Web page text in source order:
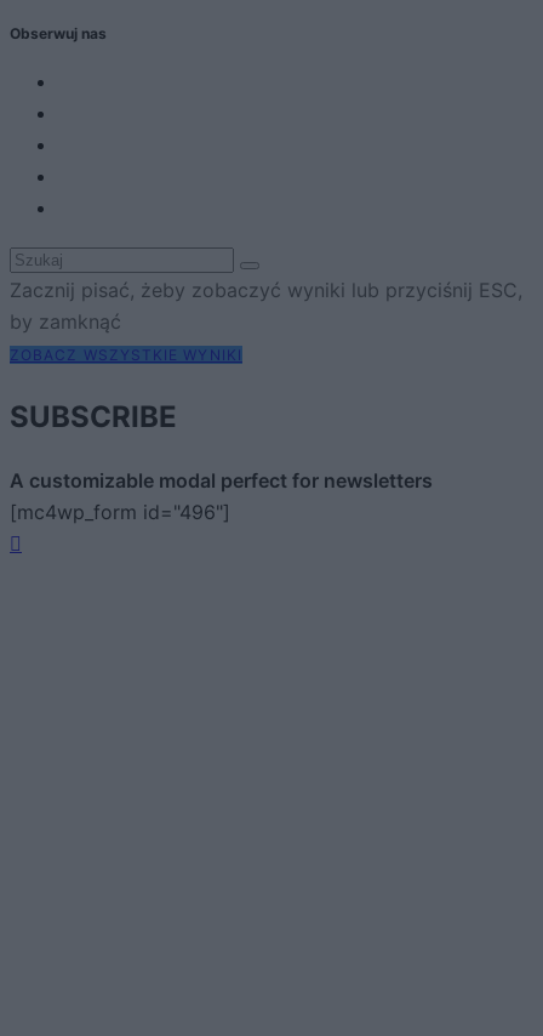
Obserwuj nas
Zacznij pisać, żeby zobaczyć wyniki lub przyciśnij ESC,
by zamknąć
ZOBACZ WSZYSTKIE WYNIKI
SUBSCRIBE
A customizable modal perfect for newsletters
[mc4wp_form id="496"]